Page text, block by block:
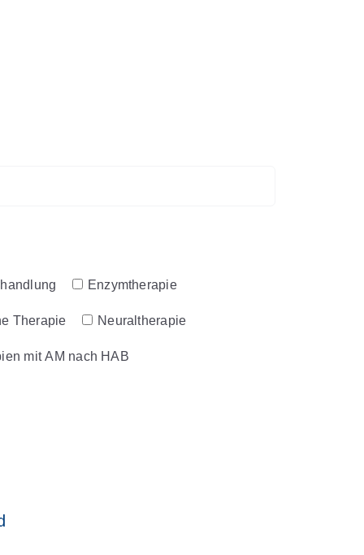
Enzymtherapie
Therapie Neuraltherapie
mit AM nach HAB